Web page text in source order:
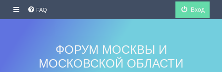
FAQ Вход
ФОРУМ МОСКВЫ И
МОСКОВСКОЙ ОБЛАСТИ